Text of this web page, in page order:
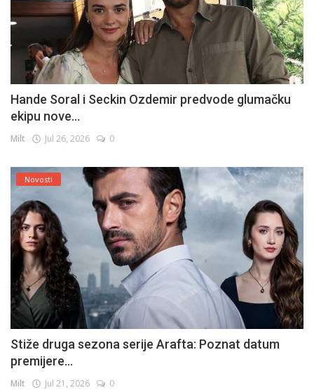
Hande Soral i Seckin Ozdemir predvode glumačku
ekipu nove...
Milt Jul 26, 2026 0
Novosti
Stiže druga sezona serije Arafta: Poznat datum
premijere...
Milt Jul 21, 2026 0